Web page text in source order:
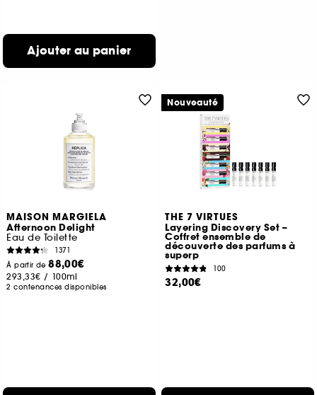
Ajouter au panier
MAISON MARGIELA
Afternoon Delight
Eau de Toilette
1371
À partir de88,00€
293,33€ / 100ml
2 contenances disponibles
THE 7 VIRTUES
Layering Discovery Set –
Coffret ensemble de
découverte des parfums à
superp
100
32,00€
Nouveauté